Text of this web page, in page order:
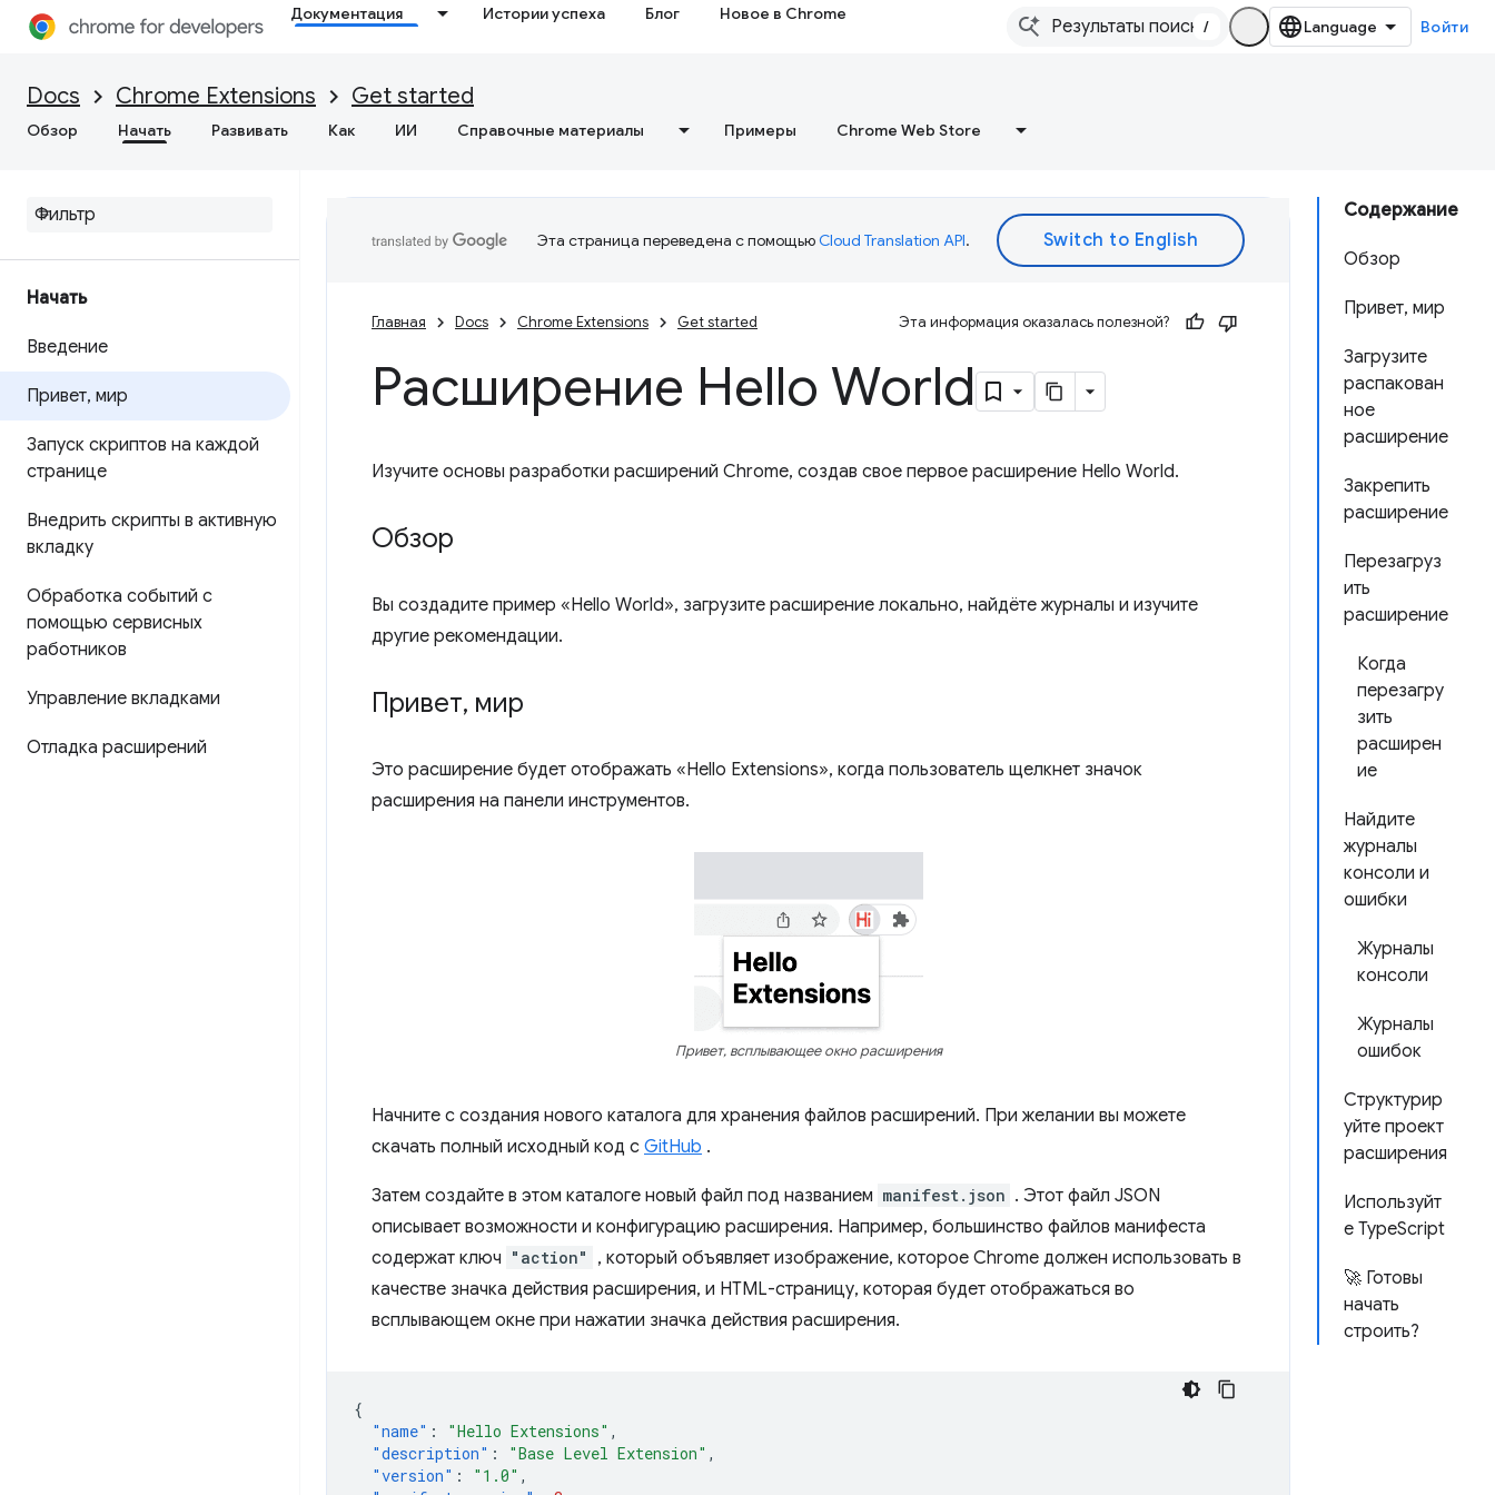
Документация Истории успеха Блог Новое в Chrome
/ Войти
Docs Chrome Extensions Get started
Обзор Начать Развивать Как ИИ Справочные материалы Примеры Chrome Web Store
Начать
Введение
Привет, мир
Запуск скриптов на каждой
странице
Внедрить скрипты в активную
вкладку
Обработка событий с
помощью сервисных
работников
Управление вкладками
Отладка расширений
Содержание
Обзор
Привет, мир
Загрузите
распакован
ное
расширение
Закрепить
расширение
Перезагруз
ить
расширение
Когда
перезагру
зить
расширен
ие
Найдите
журналы
консоли и
ошибки
Журналы
консоли
Журналы
ошибок
Структурир
уйте проект
расширения
Используйт
е TypeScript
🚀 Готовы
начать
строить?
Эта страница переведена с помощьюCloud Translation API.
Главная Docs Chrome Extensions Get started Эта информация оказалась полезной?
Расширение Hello World
Изучите основы разработки расширений Chrome, создав свое первое расширение Hello World.
Обзор
Вы создадите пример «Hello World», загрузите расширение локально, найдёте журналы и изучите
другие рекомендации.
Привет, мир
Это расширение будет отображать «Hello Extensions», когда пользователь щелкнет значок
расширения на панели инструментов.
Привет, всплывающее окно расширения
Начните с создания нового каталога для хранения файлов расширений. При желании вы можете
скачать полный исходный код с GitHub .
Затем создайте в этом каталоге новый файл под названием manifest.json . Этот файл JSON
описывает возможности и конфигурацию расширения. Например, большинство файлов манифеста
содержат ключ "action"
, который объявляет изображение, которое Chrome должен использовать в
качестве значка действия расширения, и HTML-страницу, которая будет отображаться во
всплывающем окне при нажатии значка действия расширения.
{
"name" : "Hello Extensions" ,
"description" : "Base Level Extension" ,
"version" : "1.0" ,